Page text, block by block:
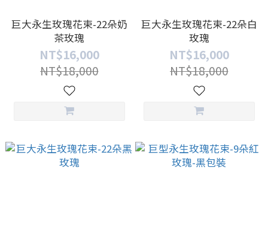
巨大永生玫瑰花束-22朵奶
茶玫瑰
NT$16,000
NT$18,000
巨大永生玫瑰花束-22朵白
玫瑰
NT$16,000
NT$18,000